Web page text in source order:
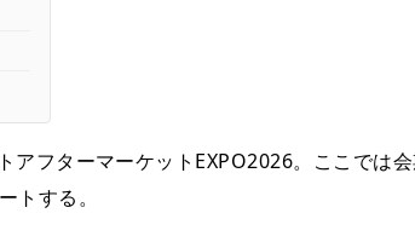
フターマーケットEXPO2026。ここでは
トする。